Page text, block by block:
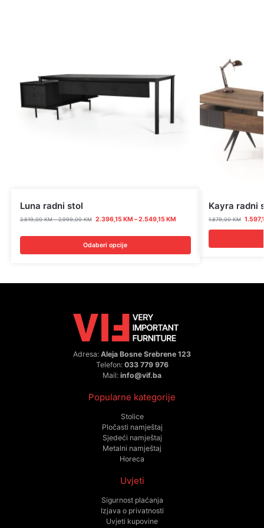
Luna radni stol
2.819,00KM – 2.999,00KM 2.396,15KM –2.549,15KM
Odaberi opcije
Kayra radni
1.879,00KM
Adresa: Aleja Bosne Srebrene 123
Telefon: 033 779 976
Mail: info@vif.ba
Popularne kategorije
Stolice
Pločasti namještaj
Sjedeći namještaj
Metalni namještaj
Horeca
Uvjeti
Sigurnost plaćanja
Izjava o privatnosti
Uvjeti kupovine